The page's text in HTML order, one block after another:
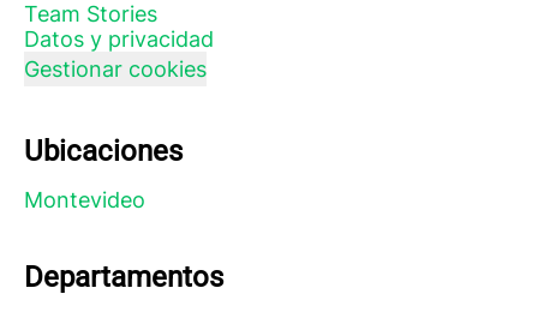
Team Stories
Datos y privacidad
Gestionar cookies
Ubicaciones
Montevideo
Departamentos